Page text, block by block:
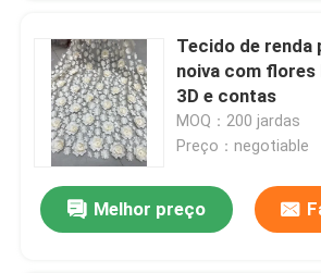
Tecido de renda
noiva com flores
3D e contas
MOQ：200 jardas
Preço：negotiable
Melhor preço